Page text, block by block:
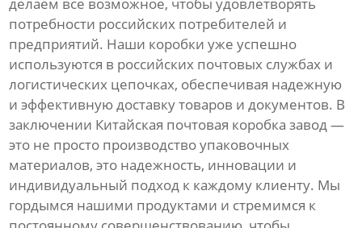
делаем все возможное, чтобы удовлетворять
потребности российских потребителей и
предприятий. Наши коробки уже успешно
используются в российских почтовых службах и
логистических цепочках, обеспечивая надежную
и эффективную доставку товаров и документов. В
заключении Китайская почтовая коробка завод —
это не просто производство упаковочных
материалов, это надежность, инновации и
индивидуальный подход к каждому клиенту. Мы
гордымся нашими продуктами и стремимся к